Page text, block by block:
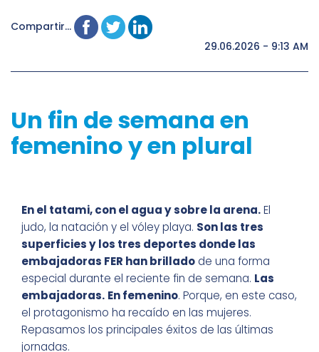
Compartir...
29.06.2026 - 9:13 AM
Un fin de semana en
femenino y en plural
En el tatami, con el agua y sobre la arena.El
judo, la natación y el vóley playa. Son las tres
superficies y los tres deportes donde las
embajadoras FER han brillado de una forma
especial durante el reciente fin de semana. Las
embajadoras. En femenino. Porque, en este caso,
el protagonismo ha recaído en las mujeres.
Repasamos los principales éxitos de las últimas
jornadas.